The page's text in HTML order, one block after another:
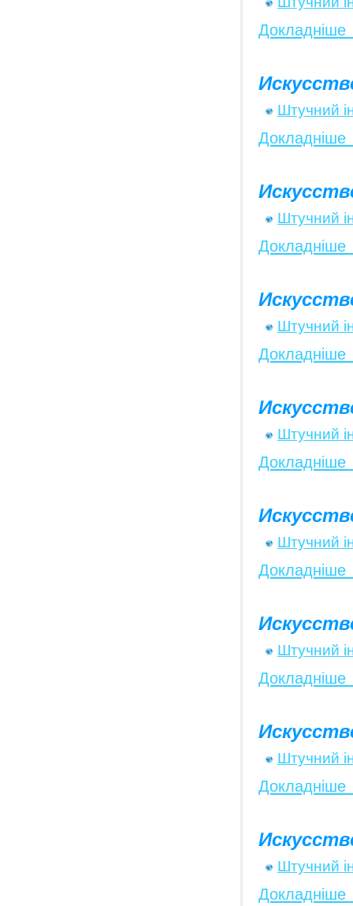
Штучний
Штучний
Штучний
Штучний
Штучний
Штучний
Штучний
Штучний